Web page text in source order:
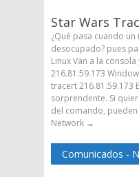
Star Wars
¿Qué pasa cuando
desocupado? pues
Linux Van a la
216.81.59.173
tracert 216.81.59.173
sorprendente. Si
del comando, pueden
Network →
Comunicados -